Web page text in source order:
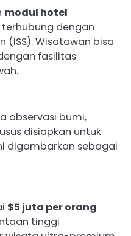
modul hotel
dengan
(ISS). Wisatawan bisa
fasilitas
observasi bumi,
disiapkan untuk
digambarkan sebagai
$5 juta per orang
tinggi